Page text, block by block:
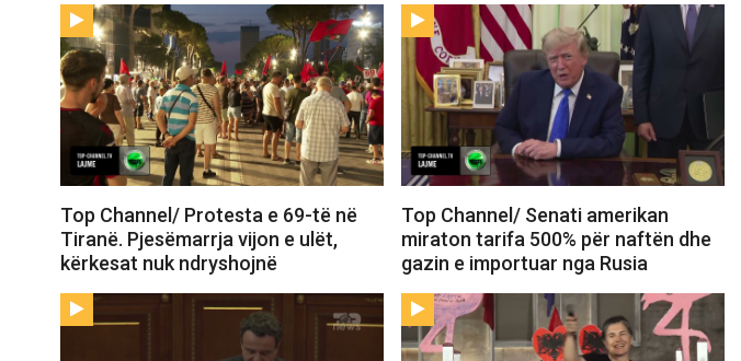
Top Channel/ Protesta e 69-të në
Tiranë. Pjesëmarrja vijon e ulët,
kërkesat nuk ndryshojnë
Top Channel/ Senati amerikan
miraton tarifa 500% për naftën dhe
gazin e importuar nga Rusia